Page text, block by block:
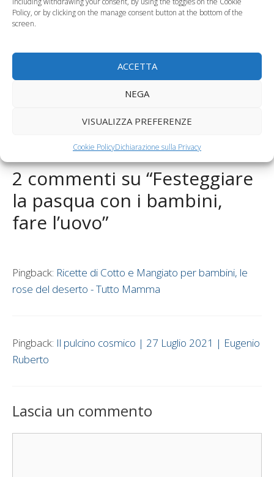
Policy, or by clicking on the manage consent button at the bottom of the
screen.
ACCETTA
NEGA
VISUALIZZA PREFERENZE
Cookie PolicyDichiarazione sulla Privacy
Lavoretti di Pasqua
per bambini, tre idee
Domenica delle
Puericultura, Educazione
Dalla Cina latte da mucche OGM per neonati
2 commenti su “Festeggiare
la pasqua con i bambini,
fare l’uovo”
Pingback: Ricette di Cotto e Mangiato per bambini, le
rose del deserto - Tutto Mamma
Pingback: Il pulcino cosmico | 27 Luglio 2021 | Eugenio
Ruberto
Lascia un commento